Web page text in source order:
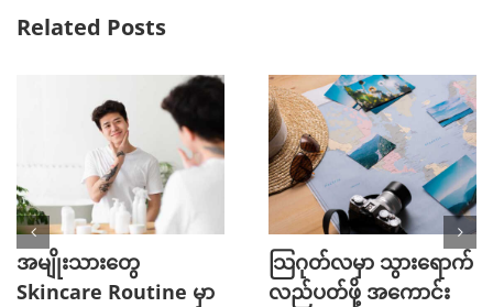
Related Posts
အမျိုးသားတွေ
Skincare Routine မှာ
သြဂုတ်လမှာ သွားရောက်
လည်ပတ်ဖို့ အကောင်း